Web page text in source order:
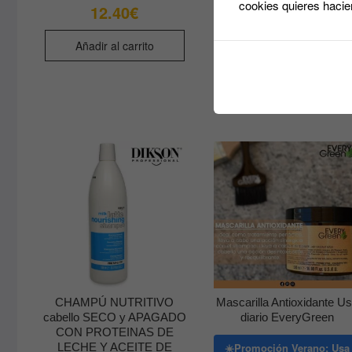
12.40€
Añadir al carrito
DESCUENTO
CHAMPÚ NUTRITIVO
cabello SECO y APAGADO
CON PROTEINAS DE
LECHE Y ACEITE DE
Mascarilla Antioxidante
diario EveryGreen
☀️Promoción Verano: Usa
cookies quieres